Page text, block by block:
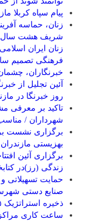
پیام سپاه کربلا مازندران به
زنان، حماسه
شریف هشت سال
زنان ایران
فرهنگی تصمیم
خبرنگاران،
روز خبرنگا در
تاکید بر معرفی
شهرداران /
برگزاری نشست
بهزیستی مازندران
برگزاری آئین
زندگی (رز)در
حمایت تسهیلاتی
صنایع دستی
ذخیره استراتژیک ۱۷۵ هزار تن گندم در سیلوهای مازندران
ساعت کاری مراکز دولتی